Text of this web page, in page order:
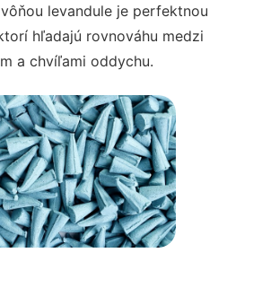
levandule je perfektnou
hľadajú rovnováhu medzi
a chvíľami oddychu.